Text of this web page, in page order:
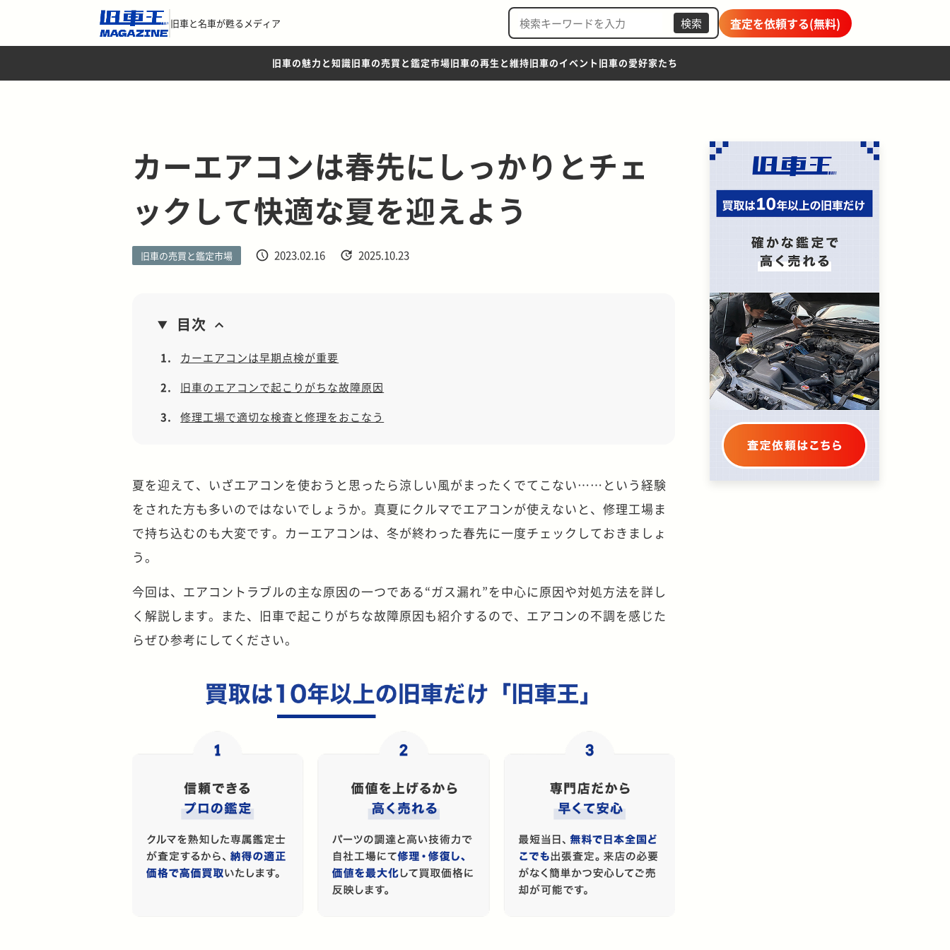
旧車と名車が甦るメディア 検索 査定を依頼する(無料)
旧車の魅力と知識旧車の売買と鑑定市場旧車の再生と維持旧車のイベント 旧車の愛好家たち
カーエアコンは春先にしっかりとチェ
ックして快適な夏を迎えよう
旧車の売買と鑑定市場 2023.02.16 2025.10.23
目次
1.
カーエアコンは早期点検が重要
2.
旧車のエアコンで起こりがちな故障原因
3.
修理工場で適切な検査と修理をおこなう
夏を迎えて、いざエアコンを使おうと思ったら涼しい風がまったくでてこない……という経験
をされた方も多いのではないでしょうか。真夏にクルマでエアコンが使えないと、修理工場ま
で持ち込むのも大変です。カーエアコンは、冬が終わった春先に一度チェックしておきましょ
う。
今回は、エアコントラブルの主な原因の一つである“ガス漏れ”を中心に原因や対処方法を詳し
く解説します。また、旧車で起こりがちな故障原因も紹介するので、エアコンの不調を感じた
らぜひ参考にしてください。